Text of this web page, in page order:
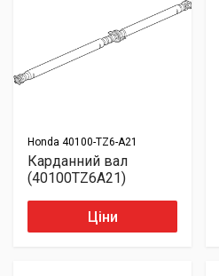
Honda 40100-TZ6-A21
Карданний вал
(40100TZ6A21)
Ціни